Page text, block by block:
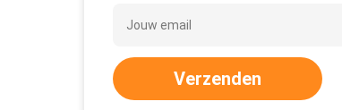
Verzenden